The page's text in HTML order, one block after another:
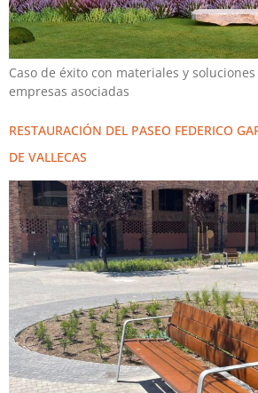
Caso de éxito con materiales y
empresas asociadas
RESTAURACIÓN DEL PASEO FEDERICO
DE VALLECAS